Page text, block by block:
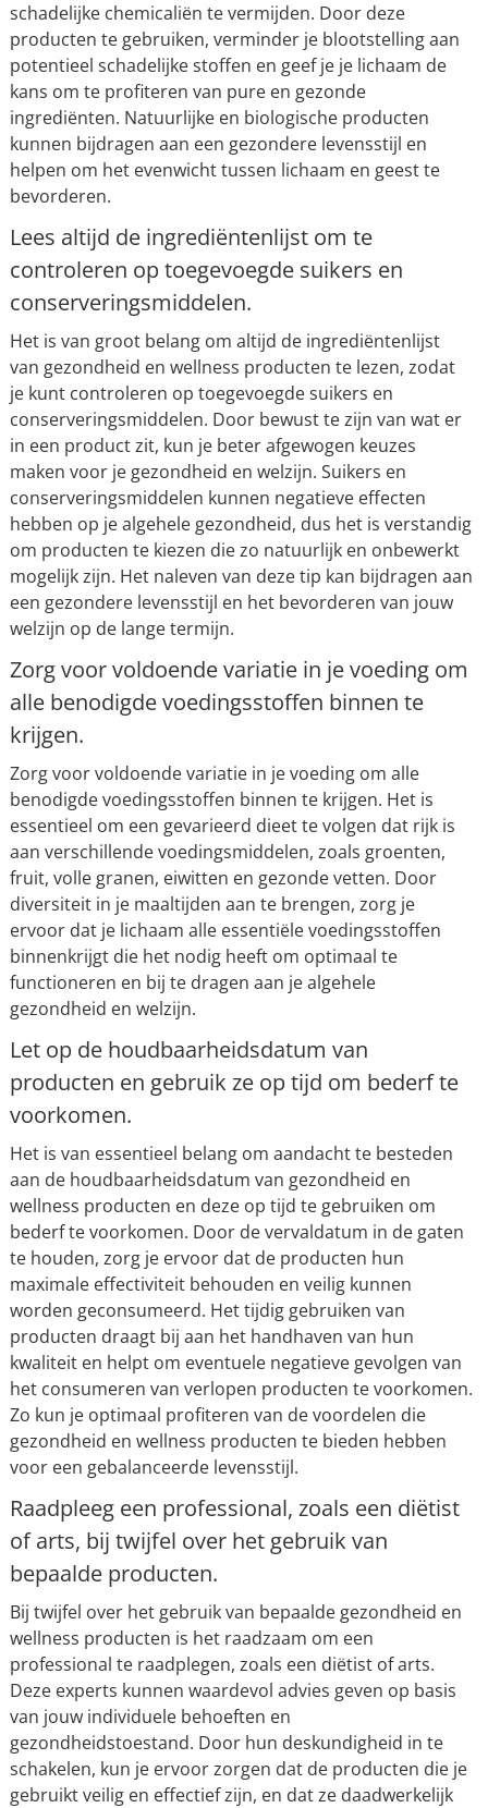
schadelijke chemicaliën te vermijden. Door deze
producten te gebruiken, verminder je blootstelling aan
potentieel schadelijke stoffen en geef je je lichaam de
kans om te profiteren van pure en gezonde
ingrediënten. Natuurlijke en biologische producten
kunnen bijdragen aan een gezondere levensstijl en
helpen om het evenwicht tussen lichaam en geest te
bevorderen.
Lees altijd de ingrediëntenlijst om te
controleren op toegevoegde suikers en
conserveringsmiddelen.
Het is van groot belang om altijd de ingrediëntenlijst
van gezondheid en wellness producten te lezen, zodat
je kunt controleren op toegevoegde suikers en
conserveringsmiddelen. Door bewust te zijn van wat er
in een product zit, kun je beter afgewogen keuzes
maken voor je gezondheid en welzijn. Suikers en
conserveringsmiddelen kunnen negatieve effecten
hebben op je algehele gezondheid, dus het is verstandig
om producten te kiezen die zo natuurlijk en onbewerkt
mogelijk zijn. Het naleven van deze tip kan bijdragen aan
een gezondere levensstijl en het bevorderen van jouw
welzijn op de lange termijn.
Zorg voor voldoende variatie in je voeding om
alle benodigde voedingsstoffen binnen te
krijgen.
Zorg voor voldoende variatie in je voeding om alle
benodigde voedingsstoffen binnen te krijgen. Het is
essentieel om een gevarieerd dieet te volgen dat rijk is
aan verschillende voedingsmiddelen, zoals groenten,
fruit, volle granen, eiwitten en gezonde vetten. Door
diversiteit in je maaltijden aan te brengen, zorg je
ervoor dat je lichaam alle essentiële voedingsstoffen
binnenkrijgt die het nodig heeft om optimaal te
functioneren en bij te dragen aan je algehele
gezondheid en welzijn.
Let op de houdbaarheidsdatum van
producten en gebruik ze op tijd om bederf te
voorkomen.
Het is van essentieel belang om aandacht te besteden
aan de houdbaarheidsdatum van gezondheid en
wellness producten en deze op tijd te gebruiken om
bederf te voorkomen. Door de vervaldatum in de gaten
te houden, zorg je ervoor dat de producten hun
maximale effectiviteit behouden en veilig kunnen
worden geconsumeerd. Het tijdig gebruiken van
producten draagt bij aan het handhaven van hun
kwaliteit en helpt om eventuele negatieve gevolgen van
het consumeren van verlopen producten te voorkomen.
Zo kun je optimaal profiteren van de voordelen die
gezondheid en wellness producten te bieden hebben
voor een gebalanceerde levensstijl.
Raadpleeg een professional, zoals een diëtist
of arts, bij twijfel over het gebruik van
bepaalde producten.
Bij twijfel over het gebruik van bepaalde gezondheid en
wellness producten is het raadzaam om een
professional te raadplegen, zoals een diëtist of arts.
Deze experts kunnen waardevol advies geven op basis
van jouw individuele behoeften en
gezondheidstoestand. Door hun deskundigheid in te
schakelen, kun je ervoor zorgen dat de producten die je
gebruikt veilig en effectief zijn, en dat ze daadwerkelijk